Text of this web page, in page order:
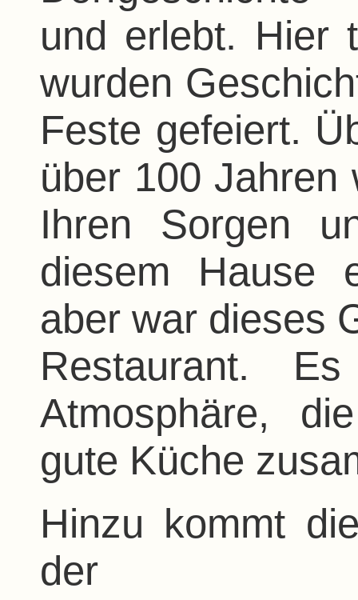
und erlebt. Hier
wurden
Feste gefeiert.
über 100 Jahren
Ihren Sorgen
diesem Hause
aber war dieses
Restaurant.
Atmosphäre,
gute Küche
Hinzu kommt
der